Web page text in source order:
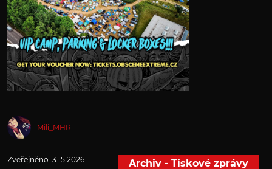
Mili_MHR
Zveřejněno: 31.5.2026 Archiv - Tiskové zprávy